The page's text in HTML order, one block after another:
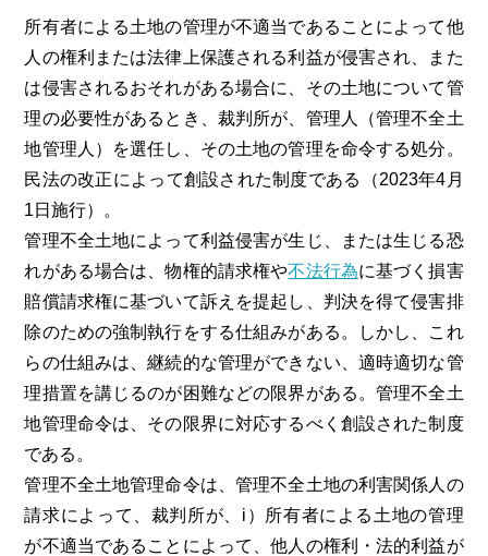
所有者による土地の管理が不適当であることによって他
人の権利または法律上保護される利益が侵害され、また
は侵害されるおそれがある場合に、その土地について管
理の必要性があるとき、裁判所が、管理人（管理不全土
地管理人）を選任し、その土地の管理を命令する処分。
民法の改正によって創設された制度である（2023年4月
1日施行）。
管理不全土地によって利益侵害が生じ、または生じる恐
れがある場合は、物権的請求権や不法行為に基づく損害
賠償請求権に基づいて訴えを提起し、判決を得て侵害排
除のための強制執行をする仕組みがある。しかし、これ
らの仕組みは、継続的な管理ができない、適時適切な管
理措置を講じるのが困難などの限界がある。管理不全土
地管理命令は、その限界に対応するべく創設された制度
である。
管理不全土地管理命令は、管理不全土地の利害関係人の
請求によって、裁判所が、i）所有者による土地の管理
が不適当であることによって、他人の権利・法的利益が